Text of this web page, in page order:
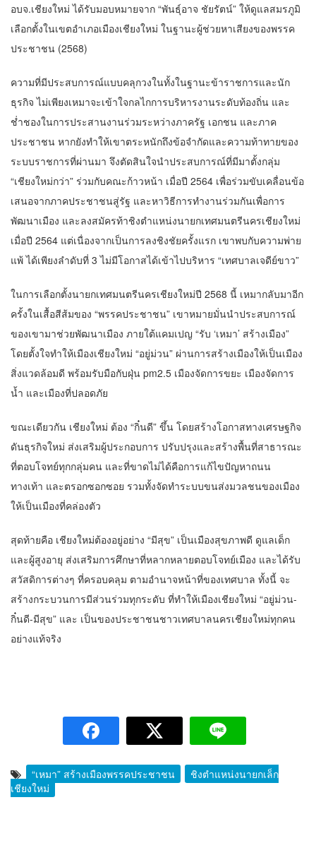
อบจ.เชียงใหม่ ได้รับมอบหมายจาก “พันธุ์อาจ ชัยรัตน์” ให้ดูแลสมรภูมิ
เลือกตั้งในเขตอำเภอเมืองเชียงใหม่ ในฐานะผู้ช่วยหาเสียงของพรรค
ประชาชน (2568)
ความที่มีประสบการณ์แบบคลุกวงในทั้งในฐานะข้าราชการและนัก
ธุรกิจ ไม่เพียงเหมาจะเข้าใจกลไกการบริหารงานระดับท้องถิ่น และ
ช่ำชองในการประสานงานร่วมระหว่างภาครัฐ เอกชน และภาค
ประชาชน หากยังทำให้เขาตระหนักถึงข้อจำกัดและความท้าทายของ
ระบบราชการที่ผ่านมา จึงตัดสินใจนำประสบการณ์ที่มีมาตั้งกลุ่ม
“เชียงใหม่กว่า” ร่วมกับคณะก้าวหน้า เมื่อปี 2564 เพื่อร่วมขับเคลื่อนข้อ
เสนอจากภาคประชาชนสู่รัฐ และหาวิธีการทำงานร่วมกันเพื่อการ
พัฒนาเมือง และลงสมัครท้าชิงตำแหน่งนายกเทศมนตรีนครเชียงใหม่
เมื่อปี 2564 แต่เนื่องจากเป็นการลงชิงชัยครั้งแรก เขาพบกับความพ่าย
แพ้ ได้เพียงลำดับที่ 3 ไม่มีโอกาสได้เข้าไปบริหาร “เทศบาลเจดีย์ขาว”
ในการเลือกตั้งนายกเทศมนตรีนครเชียงใหม่ปี 2568 นี้ เหมากลับมาอีก
ครั้งในเสื้อสีส้มของ “พรรคประชาชน” เขาหมายมั่นนำประสบการณ์
ของเขามาช่วยพัฒนาเมือง ภายใต้แคมเปญ “รับ ‘เหมา’ สร้างเมือง”
โดยตั้งใจทำให้เมืองเชียงใหม่ “อยู่ม่วน” ผ่านการสร้างเมืองให้เป็นเมือง
สิ่งแวดล้อมดี พร้อมรับมือกับฝุ่น pm2.5 เมืองจัดการขยะ เมืองจัดการ
น้ำ และเมืองที่ปลอดภัย
ขณะเดียวกัน เชียงใหม่ ต้อง “กิ๋นดี” ขึ้น โดยสร้างโอกาสทางเศรษฐกิจ
ดันธุรกิจใหม่ ส่งเสริมผู้ประกอบการ ปรับปรุงและสร้างพื้นที่สาธารณะ
ที่ตอบโจทย์ทุกกลุ่มคน และที่ขาดไม่ได้คือการแก้ไขปัญหาถนน
ทางเท้า และตรอกซอกซอย รวมทั้งจัดทำระบบขนส่งมวลชนของเมือง
ให้เป็นเมืองที่คล่องตัว
สุดท้ายคือ เชียงใหม่ต้องอยู่อย่าง “มีสุข” เป็นเมืองสุขภาพดี ดูแลเด็ก
และผู้สูงอายุ ส่งเสริมการศึกษาที่หลากหลายตอบโจทย์เมือง และได้รับ
สวัสดิการต่างๆ ที่ครอบคลุม ตามอำนาจหน้าที่ของเทศบาล ทั้งนี้ จะ
สร้างกระบวนการมีส่วนร่วมทุกระดับ ที่ทำให้เมืองเชียงใหม่ “อยู่ม่วน-
กิ๋นดี-มีสุข” และ เป็นของประชาชนชาวเทศบาลนครเชียงใหม่ทุกคน
อย่างแท้จริง
“เหมา” สร้างเมืองพรรคประชาชน
ชิงตำแหน่งนายกเล็ก
เชียงใหม่